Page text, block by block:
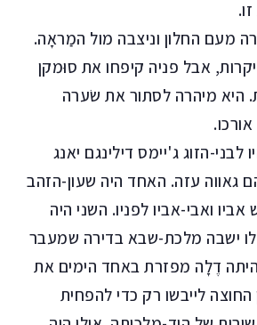
מעם החלון וניצבה מול המַראָה.
יקרות, אבל פניה קיפחו את סוּמקן
היא מיהרה לסתור את שׂערה
לבני-הזוג ג'יימס דילינגם יאנג
גאווה עזה. האחד היה שעון-הזהב
ואבי-אביו לפניו. השני היה
ישבה מלכת-שבא בדירה שמעבר
היתה דֶלָה מפזרת באחד הימים את
החוצה לייבשו רק כדי להפחית